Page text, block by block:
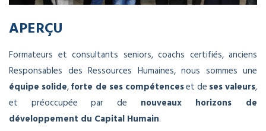
APERÇU
Formateurs et consultants seniors, coachs certifiés, anciens
Responsables des Ressources Humaines, nous sommes une
équipe solide,forte de ses compétenceset de ses valeurs,
et préoccupée par de nouveaux horizons de
développement du Capital Humain.